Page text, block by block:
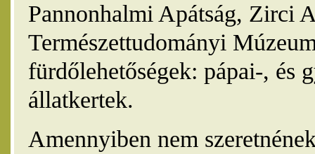
Pannonhalmi Apátság, Zirci
Természettudományi
fürdőlehetőségek: pápai-, és
állatkertek.
Amennyiben nem